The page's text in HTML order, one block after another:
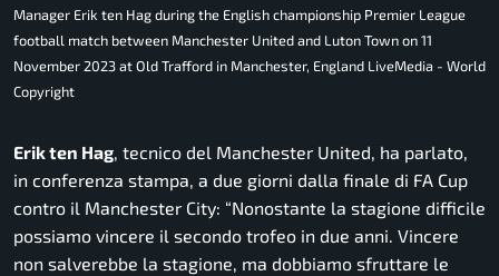
Manager Erik ten Hag during the English championship Premier League
football match between Manchester United and Luton Town on 11
November 2023 at Old Trafford in Manchester, England LiveMedia - World
Copyright
Erik ten Hag, tecnico del Manchester United, ha parlato,
in conferenza stampa, a due giorni dalla finale di FA Cup
contro il Manchester City: “Nonostante la stagione difficile
possiamo vincere il secondo trofeo in due anni. Vincere
non salverebbe la stagione, ma dobbiamo sfruttare le